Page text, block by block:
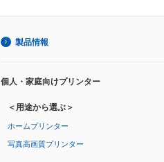
製品情報
個人・家庭向けプリンター
＜用途から選ぶ＞
ホームプリンター
写真高画質プリンター